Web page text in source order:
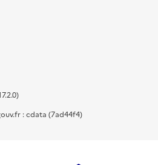
: cdata (7ad44f4)